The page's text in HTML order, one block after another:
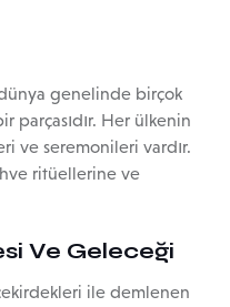
genelinde birçok
parçasıdır. Her ülkenin
ve seremonileri vardır.
ritüellerine ve
Ve Geleceği
ile demlenen